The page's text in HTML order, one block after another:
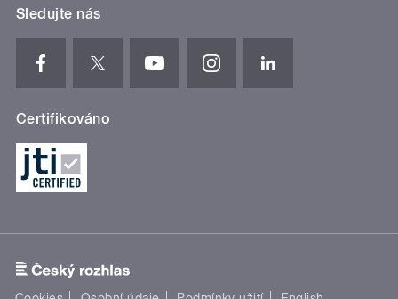
Sledujte nás
Certifikováno